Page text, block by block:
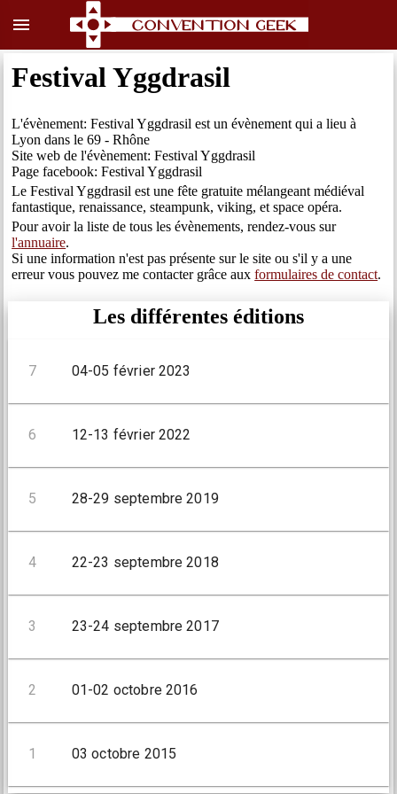
menu
Festival Yggdrasil
L'évènement: Festival Yggdrasil est un évènement qui a lieu à
Lyon dans le 69 - Rhône
Site web de l'évènement: Festival Yggdrasil
Page facebook: Festival Yggdrasil
Le Festival Yggdrasil est une fête gratuite mélangeant médiéval
fantastique, renaissance, steampunk, viking, et space opéra.
Pour avoir la liste de tous les évènements, rendez-vous sur
l'annuaire.
Si une information n'est pas présente sur le site ou s'il y a une
erreur vous pouvez me contacter grâce auxformulaires de contact.
Les différentes éditions
7 04-05 février 2023
6 12-13 février 2022
5 28-29 septembre 2019
4 22-23 septembre 2018
3 23-24 septembre 2017
2 01-02 octobre 2016
1 03 octobre 2015